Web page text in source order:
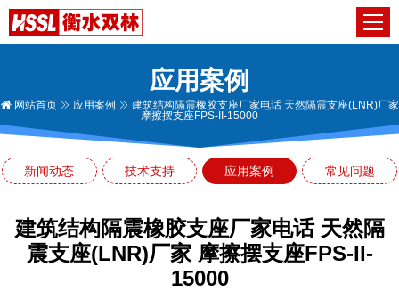
应用案例
网站首页 应用案例
建筑结构隔震橡胶支座厂家电话 天然隔震支座(LNR)厂家
摩擦摆支座FPS-II-15000
新闻动态 技术支持 应用案例 常见问题
建筑结构隔震橡胶支座厂家电话 天然隔
震支座(LNR)厂家 摩擦摆支座FPS-II-
15000